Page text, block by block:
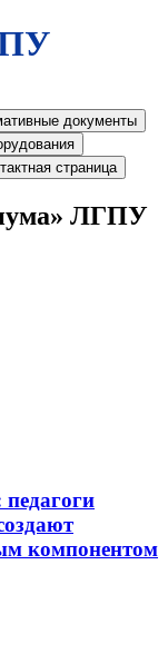
документы
страница
ЛГПУ
компонентом